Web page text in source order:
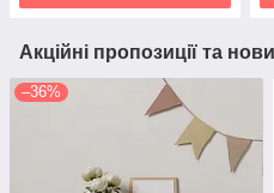
Акційні пропозиції та
–36%